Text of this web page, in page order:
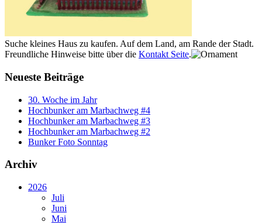
Suche kleines Haus zu kaufen. Auf dem Land, am Rande der Stadt.
Freundliche Hinweise bitte über die Kontakt Seite.
Neueste Beiträge
30. Woche im Jahr
Hochbunker am Marbachweg #4
Hochbunker am Marbachweg #3
Hochbunker am Marbachweg #2
Bunker Foto Sonntag
Archiv
2026
Juli
Juni
Mai